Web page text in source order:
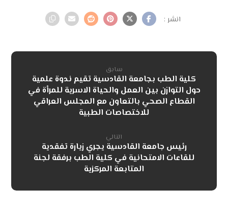
سابق
كلية الطب بجامعة القادسية تقيم ندوة علمية
حول التوازن بين العمل والحياة الاسرية للمرأة في
القطاع الصحي بالتعاون مع المجلس العراقي
للاختصاصات الطبية
التالي
رئيس جامعة القادسية يجري زيارة تفقدية
للقاعات الامتحانية في كلية الطب برفقة لجنة
المتابعة المركزية